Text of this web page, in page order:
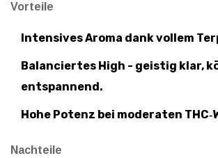
Vorteile
Intensives Aroma dank vollem
Balanciertes High - geistig klar,
entspannend.
Hohe Potenz bei moderaten
Nachteile